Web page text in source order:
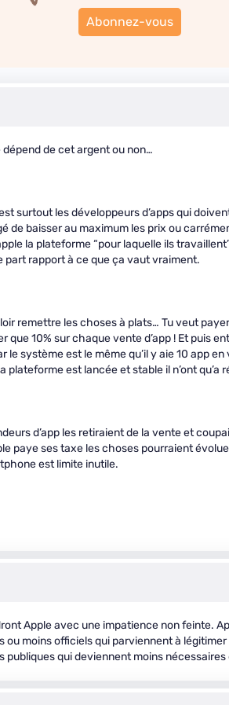
Abonnez-vous
dépend de cet argent ou non…
surtout les développeurs d’apps qui
de baisser au maximum les prix ou
la plateforme “pour laquelle ils
part rapport à ce que ça vaut vraiment.
remettre les choses à plats… Tu veut
que 10% sur chaque vente d’app ! Et puis
système est le même qu’il y aie 10 app
plateforme est lancée et stable il n’ont qu’a
d’app les retiraient de la vente et
paye ses taxe les choses pourraient
est limite inutile.
Apple avec une impatience non feinte.
ou moins officiels qui parviennent à
qui deviennent moins nécessaires